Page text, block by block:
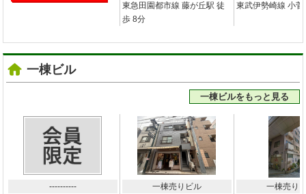
東急田園都市線 藤が丘駅 徒
歩 8分
東武伊勢崎線 小
一棟ビル
一棟ビルをもっと見る
---------- 一棟売りビル 一棟売り